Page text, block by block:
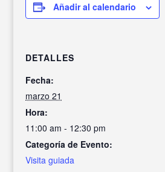
Añadir al calendario
DETALLES
Fecha:
marzo 21
Hora:
11:00 am - 12:30 pm
Categoría de Evento:
Visita guiada